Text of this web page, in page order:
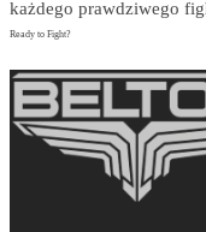
każdego prawdziwego
Ready to Fight?